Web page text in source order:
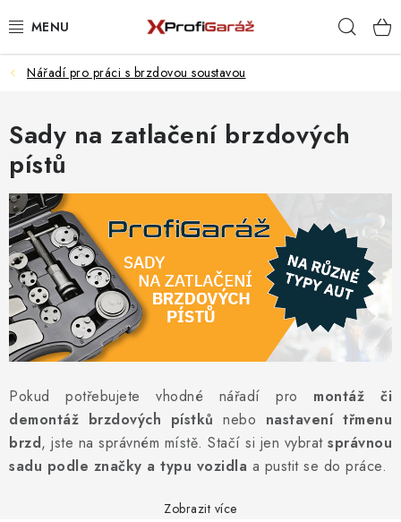
na
REALIZACE & ŘEŠENÍ
AKCE A NOVINKY
VYBAVENÍ PNEUSERVISU
NÁŘADÍ DLE TYPU OPRAVY
VYBAVENÍ DÍLNY
NÁŘADÍ
ČIŠTĚNÍ A MYTÍ
PROFI PORADNA
AUTODOPLŇKY
Nářadí pro práci s brzdovou soustavou
Sady na zatlačení brzdových
pístů
Pokud potřebujete vhodné nářadí pro montáž či
demontáž brzdových pístků nebo nastavení třmenu
brzd, jste na správném místě. Stačí si jen vybrat správnou
sadu podle značky a typu vozidla a pustit se do práce.
Zobrazit více